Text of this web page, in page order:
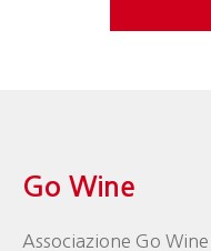
Go Wine
Associazione Go Wine